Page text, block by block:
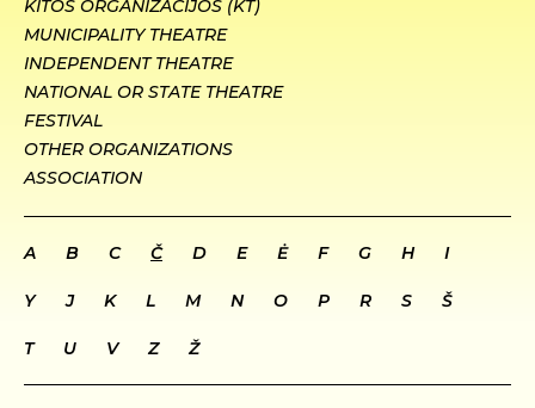
KITOS ORGANIZACIJOS (KT)
MUNICIPALITY THEATRE
INDEPENDENT THEATRE
NATIONAL OR STATE THEATRE
FESTIVAL
OTHER ORGANIZATIONS
ASSOCIATION
A B C Č D E Ė F G H I
Y J K L M N O P R S Š
T U V Z Ž